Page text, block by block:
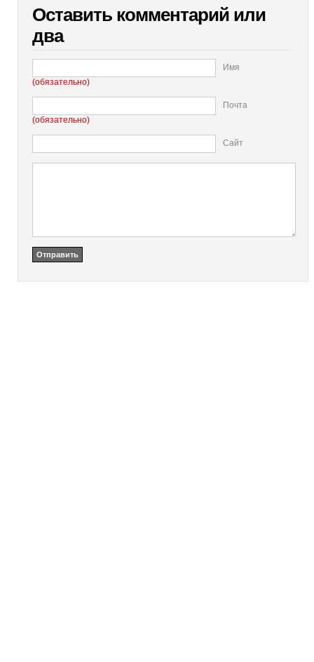
Оставить комментарий или
два
Имя
(обязательно)
Почта
(обязательно)
Сайт